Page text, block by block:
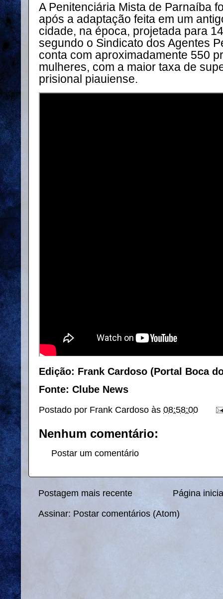
A Penitenciária Mista de Parnaíba
após a adaptação feita em um
cidade, na época, projetada para
segundo o Sindicato dos Agentes
conta com aproximadamente 550
mulheres, com a maior taxa de
prisional piauiense.
Edição: Frank Cardoso (Portal Boca
Fonte: Clube News
Postado por Frank Cardoso às 08:58:00
Nenhum comentário:
Postar um comentário
Postagem mais recente Página
Assinar: Postar comentários (Atom)